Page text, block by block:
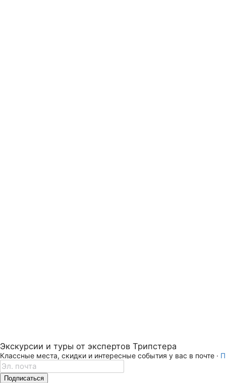
Экскурсии и туры от экспертов Трипстера
Классные места, скидки и интересные события у вас в почте ·
Подписаться